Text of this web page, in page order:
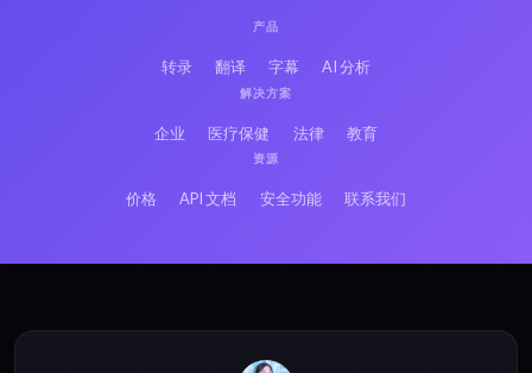
产品
转录 翻译 字幕 AI 分析
解决方案
企业 医疗保健 法律 教育
资源
价格 API 文档 安全功能 联系我们